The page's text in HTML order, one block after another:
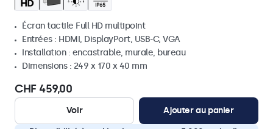
Écran tactile Full HD multipoint
Entrées : HDMI, DisplayPort, USB-C, VGA
Installation : encastrable, murale, bureau
Dimensions : 249 x 170 x 40 mm
CHF 459,00
Voir Ajouter au panier